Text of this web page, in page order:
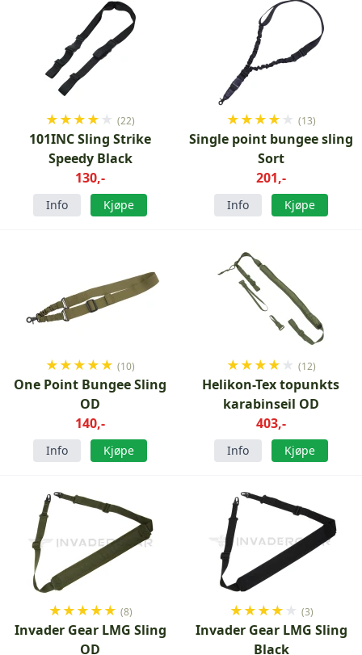
★★★★ ★ (22)
101INC Sling Strike
Speedy Black
130,-
Info Kjøpe
★★★★ ★ (13)
Single point bungee sling
Sort
201,-
Info Kjøpe
★★★★★ (10)
One Point Bungee Sling
OD
140,-
Info Kjøpe
★★★★ ★ (12)
Helikon-Tex topunkts
karabinseil OD
403,-
Info Kjøpe
★★★★★ (8)
Invader Gear LMG Sling
OD
★★★★ ★ (3)
Invader Gear LMG Sling
Black